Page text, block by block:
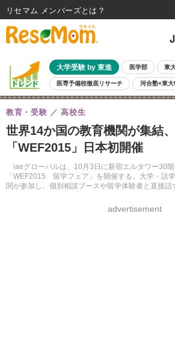
大学受験 by 東進 医学部 東
医専予備校徹底リサーチ 河合塾×東大
親子で考える大学選び 高校受験 中学受験
共通テスト 夏休み
8月開催イベント・WS 全国公立高校 過去問 人
自由研究教材（小学生向け） 自由研究教材（中学生向
世界14か国の教育機関が集結
「WEF2015」日本初開催
iaeグローバルは、10月3日に新宿エルタワー30
「WEF2015 留学フェア」を開催する。大学・語
関が参加し、個別相談ブースや留学体験者と直接
教育・受験 高校生
advertisement
リセマム メンバーズ